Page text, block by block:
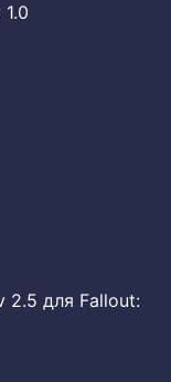
2.5 для Fallout: